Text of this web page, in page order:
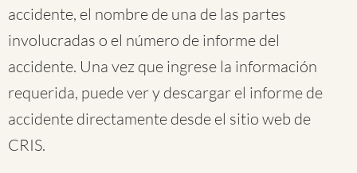
accidente, el nombre de una de las partes
involucradas o el número de informe del
accidente. Una vez que ingrese la información
requerida, puede ver y descargar el informe de
accidente directamente desde el sitio web de
CRIS.